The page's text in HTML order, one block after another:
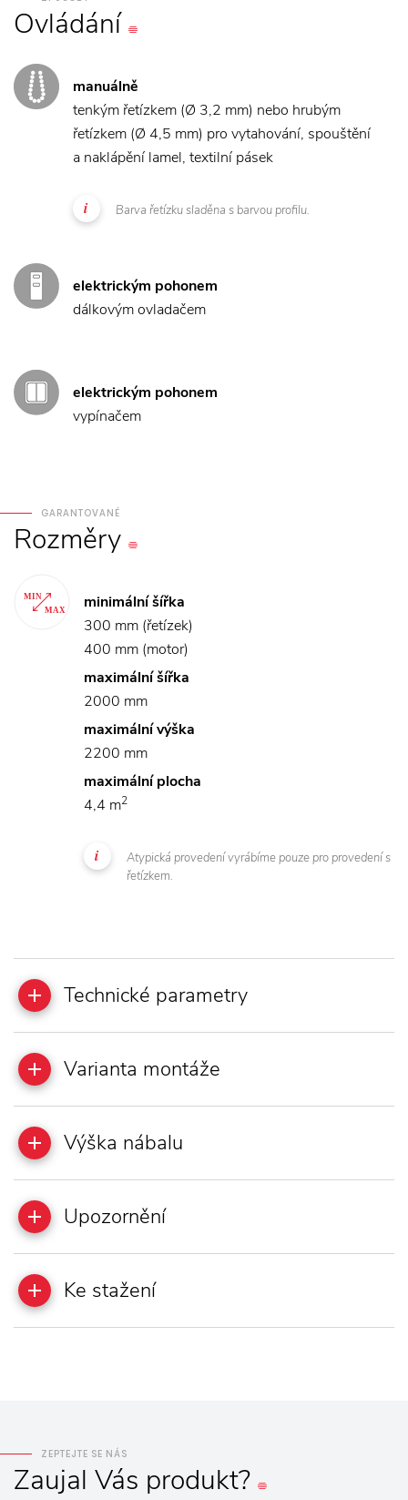
Ovládání
manuálně
tenkým řetízkem (Ø 3,2 mm) nebo hrubým
řetízkem (Ø 4,5 mm) pro vytahování, spouštění
a naklápění lamel, textilní pásek
Barva řetízku sladěna s barvou profilu.
elektrickým pohonem
dálkovým ovladačem
elektrickým pohonem
vypínačem
GARANTOVANÉ
Rozměry
minimální šířka
300 mm (řetízek)
400 mm (motor)
maximální šířka
2000 mm
maximální výška
2200 mm
maximální plocha
4,4 m2
Atypická provedení vyrábíme pouze pro provedení s
řetízkem.
Technické parametry
Varianta montáže
Výška nábalu
Upozornění
Ke stažení
ZEPTEJTE SE NÁS
Zaujal Vás produkt?